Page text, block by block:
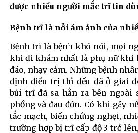
được nhiều người mắc trĩ tin
Bệnh trĩ là nỗi ám ảnh của
Bệnh trĩ là bệnh khó nói, mọi
khi đi khám nhất là phụ nữ khi
đáo, nhạy cảm. Những bệnh
định điều trị thì đều đã ở giai
búi trĩ đã sa hẳn ra bên ngoài
phồng và đau đớn. Có khi gây
tắc mạch, biến chứng nghẹt,
trường hợp bị trĩ cấp độ 3 trở